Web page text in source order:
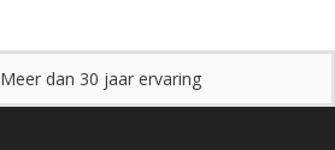
Meer dan 30 jaar ervaring